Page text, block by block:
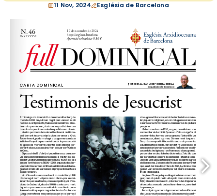
11 Nov, 2024 Església de Barcelona